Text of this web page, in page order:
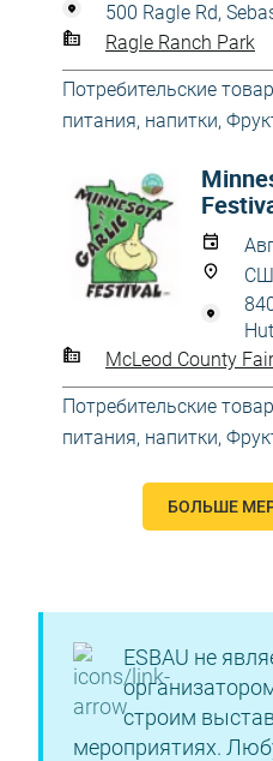
500 Ragle Rd,
Ragle Ranch Park
Потребительские
питания, напитки,
McLeod County
Потребительские
питания, напитки,
БОЛЬШЕ
ESBAU не
строим
мероприятиях.